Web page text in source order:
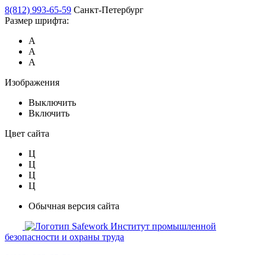
8(812) 993-65-59 Санкт-Петербург
Размер шрифта:
А
А
А
Изображения
Выключить
Включить
Цвет сайта
Ц
Ц
Ц
Ц
Обычная версия сайта
Safework Институт промышленной
безопасности и охраны труда